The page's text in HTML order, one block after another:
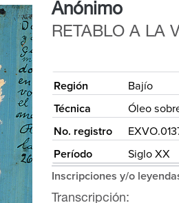
Anónimo
RETABLO A LA
Región
Bajío
Técnica
Óleo
No. registro
Período
Siglo XX
Inscripciones y/o
Transcripción: